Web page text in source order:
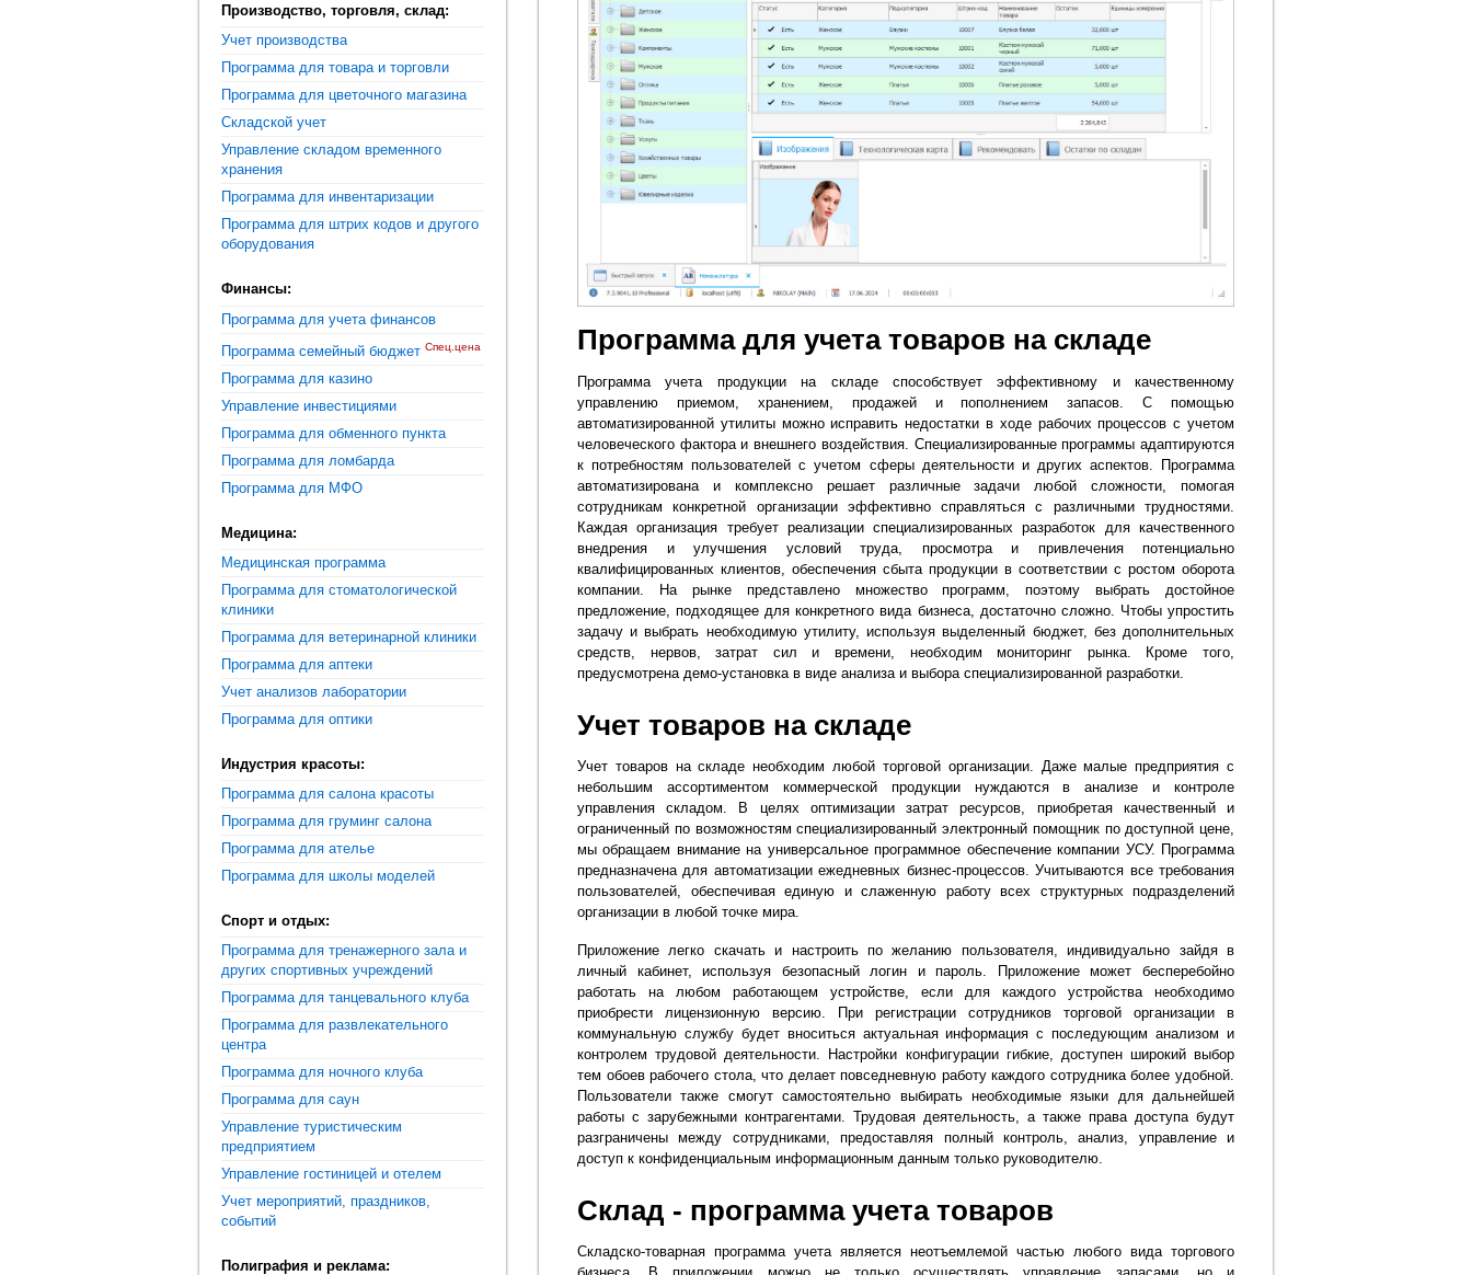
Программа для учета товаров на складе
Программа учета продукции на складе способствует эффективному и качественному
управлению приемом, хранением, продажей и пополнением запасов. С помощью
автоматизированной утилиты можно исправить недостатки в ходе рабочих процессов с учетом
человеческого фактора и внешнего воздействия. Специализированные программы адаптируются
к потребностям пользователей с учетом сферы деятельности и других аспектов. Программа
автоматизирована и комплексно решает различные задачи любой сложности, помогая
сотрудникам конкретной организации эффективно справляться с различными трудностями.
Каждая организация требует реализации специализированных разработок для качественного
внедрения и улучшения условий труда, просмотра и привлечения потенциально
квалифицированных клиентов, обеспечения сбыта продукции в соответствии с ростом оборота
компании. На рынке представлено множество программ, поэтому выбрать достойное
предложение, подходящее для конкретного вида бизнеса, достаточно сложно. Чтобы упростить
задачу и выбрать необходимую утилиту, используя выделенный бюджет, без дополнительных
средств, нервов, затрат сил и времени, необходим мониторинг рынка. Кроме того,
предусмотрена демо-установка в виде анализа и выбора специализированной разработки.
Учет товаров на складе
Учет товаров на складе необходим любой торговой организации. Даже малые предприятия с
небольшим ассортиментом коммерческой продукции нуждаются в анализе и контроле
управления складом. В целях оптимизации затрат ресурсов, приобретая качественный и
ограниченный по возможностям специализированный электронный помощник по доступной цене,
мы обращаем внимание на универсальное программное обеспечение компании УСУ. Программа
предназначена для автоматизации ежедневных бизнес-процессов. Учитываются все требования
пользователей, обеспечивая единую и слаженную работу всех структурных подразделений
организации в любой точке мира.
Приложение легко скачать и настроить по желанию пользователя, индивидуально зайдя в
личный кабинет, используя безопасный логин и пароль. Приложение может бесперебойно
работать на любом работающем устройстве, если для каждого устройства необходимо
приобрести лицензионную версию. При регистрации сотрудников торговой организации в
коммунальную службу будет вноситься актуальная информация с последующим анализом и
контролем трудовой деятельности. Настройки конфигурации гибкие, доступен широкий выбор
тем обоев рабочего стола, что делает повседневную работу каждого сотрудника более удобной.
Пользователи также смогут самостоятельно выбирать необходимые языки для дальнейшей
работы с зарубежными контрагентами. Трудовая деятельность, а также права доступа будут
разграничены между сотрудниками, предоставляя полный контроль, анализ, управление и
доступ к конфиденциальным информационным данным только руководителю.
Склад - программа учета товаров
Складско-товарная программа учета является неотъемлемой частью любого вида торгового
Производство, торговля, склад:
Учет производства
Программа для товара и торговли
Программа для цветочного магазина
Складской учет
Управление складом временного
хранения
Программа для инвентаризации
Программа для штрих кодов и другого
оборудования
Финансы:
Программа для учета финансов
Программа семейный бюджет Спец.цена
Программа для казино
Управление инвестициями
Программа для обменного пункта
Программа для ломбарда
Программа для МФО
Медицина:
Медицинская программа
Программа для стоматологической
клиники
Программа для ветеринарной клиники
Программа для аптеки
Учет анализов лаборатории
Программа для оптики
Индустрия красоты:
Программа для салона красоты
Программа для груминг салона
Программа для ателье
Программа для школы моделей
Спорт и отдых:
Программа для тренажерного зала и
других спортивных учреждений
Программа для танцевального клуба
Программа для развлекательного
центра
Программа для ночного клуба
Программа для саун
Управление туристическим
предприятием
Управление гостиницей и отелем
Учет мероприятий, праздников,
событий
Полиграфия и реклама: